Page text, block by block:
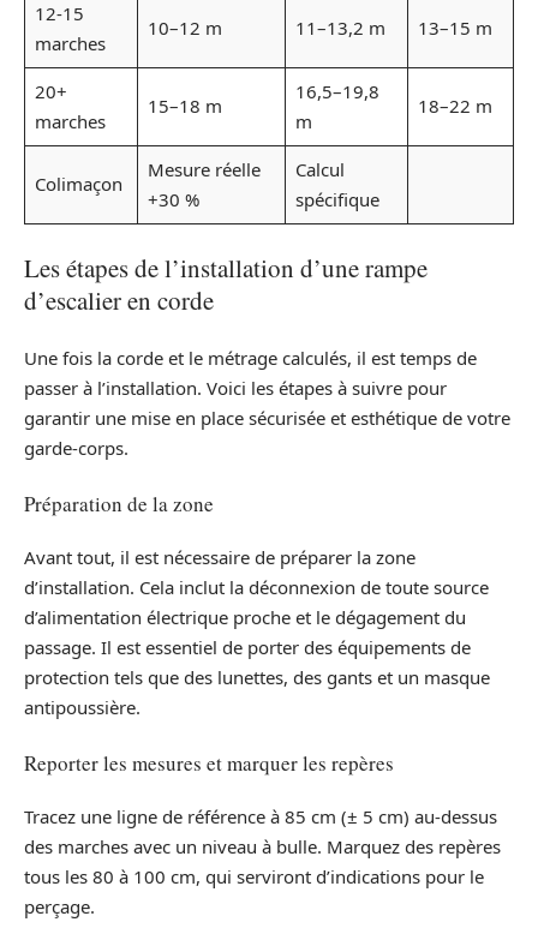
12-15
marches
10–12 m 11–13,2 m 13–15 m
20+
marches
15–18 m
16,5–19,8
m
18–22 m
Colimaçon
Mesure réelle
+30 %
Calcul
spécifique
Les étapes de l’installation d’une rampe
d’escalier en corde
Une fois la corde et le métrage calculés, il est temps de
passer à l’installation. Voici les étapes à suivre pour
garantir une mise en place sécurisée et esthétique de votre
garde-corps.
Préparation de la zone
Avant tout, il est nécessaire de préparer la zone
d’installation. Cela inclut la déconnexion de toute source
d’alimentation électrique proche et le dégagement du
passage. Il est essentiel de porter des équipements de
protection tels que des lunettes, des gants et un masque
antipoussière.
Reporter les mesures et marquer les repères
Tracez une ligne de référence à 85 cm (± 5 cm) au-dessus
des marches avec un niveau à bulle. Marquez des repères
tous les 80 à 100 cm, qui serviront d’indications pour le
perçage.